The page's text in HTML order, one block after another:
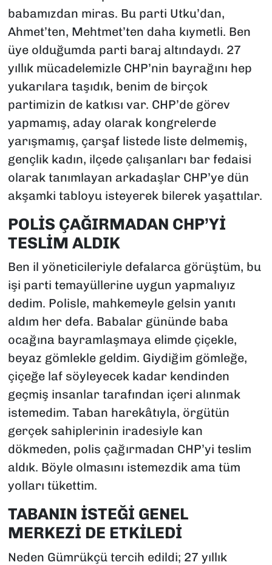
babamızdan miras. Bu parti Utku’dan,
Ahmet’ten, Mehtmet’ten daha kıymetli. Ben
üye olduğumda parti baraj altındaydı. 27
yıllık mücadelemizle CHP’nin bayrağını hep
yukarılara taşıdık, benim de birçok
partimizin de katkısı var. CHP’de görev
yapmamış, aday olarak kongrelerde
yarışmamış, çarşaf listede liste delmemiş,
gençlik kadın, ilçede çalışanları bar fedaisi
olarak tanımlayan arkadaşlar CHP’ye dün
akşamki tabloyu isteyerek bilerek yaşattılar.
POLİS ÇAĞIRMADAN CHP’Yİ
TESLİM ALDIK
Ben il yöneticileriyle defalarca görüştüm, bu
işi parti temayüllerine uygun yapmalıyız
dedim. Polisle, mahkemeyle gelsin yanıtı
aldım her defa. Babalar gününde baba
ocağına bayramlaşmaya elimde çiçekle,
beyaz gömlekle geldim. Giydiğim gömleğe,
çiçeğe laf söyleyecek kadar kendinden
geçmiş insanlar tarafından içeri alınmak
istemedim. Taban harekâtıyla, örgütün
gerçek sahiplerinin iradesiyle kan
dökmeden, polis çağırmadan CHP’yi teslim
aldık. Böyle olmasını istemezdik ama tüm
yolları tükettim.
TABANIN İSTEĞİ GENEL
MERKEZİ DE ETKİLEDİ
Neden Gümrükçü tercih edildi; 27 yıllık